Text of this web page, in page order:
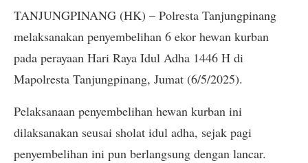
TANJUNGPINANG (HK) – Polresta Tanjungpinang
melaksanakan penyembelihan 6 ekor hewan kurban
pada perayaan Hari Raya Idul Adha 1446 H di
Mapolresta Tanjungpinang, Jumat (6/5/2025).
Pelaksanaan penyembelihan hewan kurban ini
dilaksanakan seusai sholat idul adha, sejak pagi
penyembelihan ini pun berlangsung dengan lancar.